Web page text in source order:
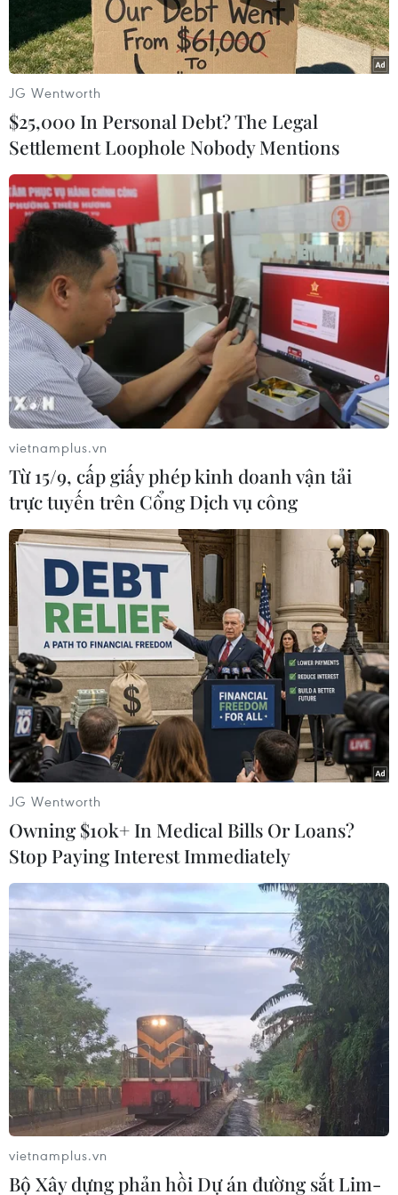
Bộ Nông nghiệp và Phát triển Nông thôn ban
hành Quyết định số 431/QĐ-BNN-TT ngày
26/01/2024 phê duyệt Đề án phát triển cây công
JG Wentworth
$25,000 In Personal Debt? The Legal
Settlement Loophole Nobody Mentions
vietnamplus.vn
Từ 15/9, cấp giấy phép kinh doanh vận tải
trực tuyến trên Cổng Dịch vụ công
JG Wentworth
Owning $10k+ In Medical Bills Or Loans?
Stop Paying Interest Immediately
vietnamplus.vn
Bộ Xây dựng phản hồi Dự án đường sắt Lim-